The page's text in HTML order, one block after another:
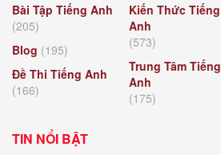
Bài Tập Tiếng Anh
(205)
Blog (195)
Đề Thi Tiếng Anh
(166)
Kiến Thức Tiếng
Anh
(573)
Trung Tâm Tiếng
Anh
(175)
TIN NỔI BẬT